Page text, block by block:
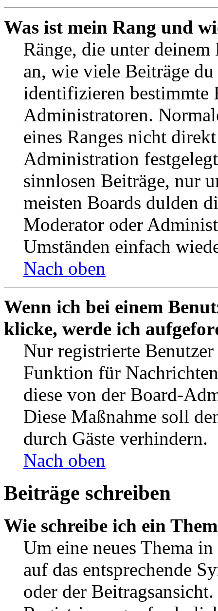
Was ist mein Rang und
Ränge, die unter deinem
an, wie viele Beiträge
identifizieren bestimmte
Administratoren.
eines Ranges nicht
Administration
sinnlosen Beiträge, nur
meisten Boards dulden
Moderator oder
Umständen einfach
Nach oben
Wenn ich bei einem
klicke, werde ich
Nur registrierte
Funktion für
diese von der Board-
Diese Maßnahme soll
durch Gäste verhindern.
Nach oben
Beiträge schreiben
Wie schreibe ich ein
Um eine neues Thema
auf das entsprechende
oder der